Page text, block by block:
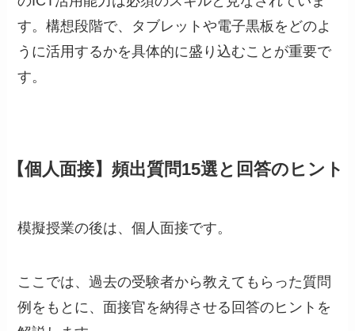
す。構想段階で、タブレットや電子黒板をどのよ
うに活用するかを具体的に盛り込むことが重要で
す。
【個人面接】頻出質問15選と回答のヒント
模擬授業の後は、個人面接です。
ここでは、過去の受験者から教えてもらった質問
例をもとに、面接官を納得させる回答のヒントを